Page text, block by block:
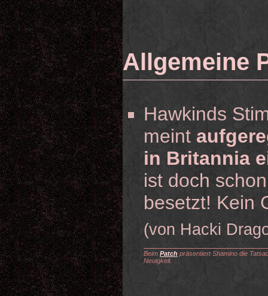
Allgemeine
Hawkinds
meint
in Britannia
ist doch
besetzt! Kein
(von Hacki
Beim Patch präsentiert Shamino die
Neuigkeit.